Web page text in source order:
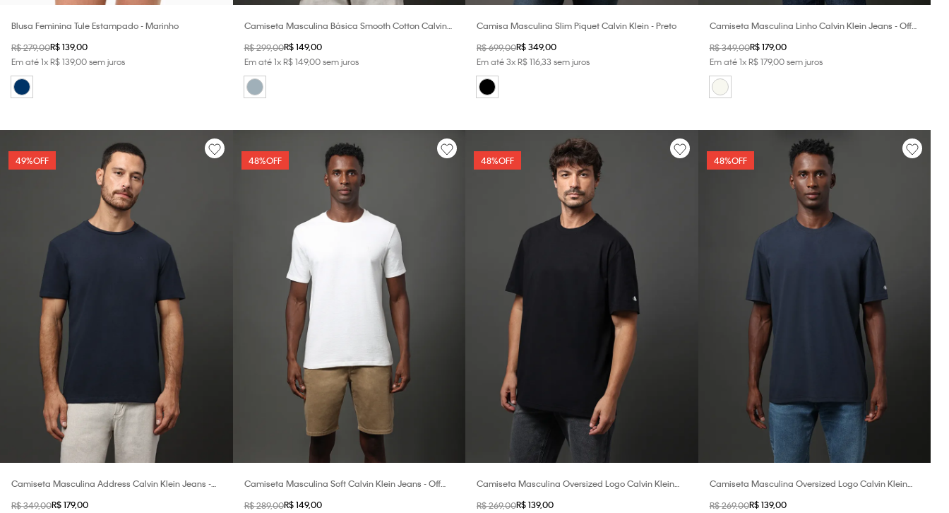
Blusa Feminina Tule Estampado - Marinho
R$279,00R$139,00
Em até1xR$139,00sem juros
Camiseta Masculina Básica Smooth Cotton Calvin
R$299,00R$ 149,00
Em até1xR$ 149,00sem juros
Camisa Masculina Slim Piquet Calvin Klein - Preto
R$699,00R$349,00
Em até3xR$11633 sem juros
Camiseta Masculina Linho Calvin Klein Jeans - Off
R$349,00R$ 179,00
Em até1xR$ 179,00sem juros
49%OFF
Camiseta Masculina Address Calvin Klein Jeans -
R$349,00R$179,00
48%OFF
Camiseta Masculina Soft Calvin Klein Jeans - Off
R$289,00R$ 149,00
48%OFF
Camiseta Masculina Oversized Logo Calvin Klein
R$269,00R$139,00
48%OFF
Camiseta Masculina Oversized Logo Calvin Klein
R$269,00R$ 139,00